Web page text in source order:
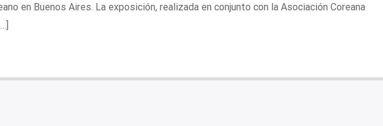
en Buenos Aires. La exposición, realizada en conjunto con la Asociación Coreana